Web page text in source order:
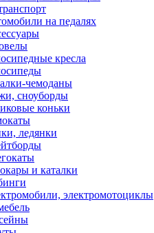
на педалях
кресла
чемоданы
сноуборды
коньки
ледянки
и каталки
электромотоциклы